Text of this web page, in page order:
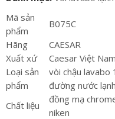
Mã sản
phẩm
B075C
Hãng
CAESAR
Xuất xứ
Caesar Việt Nam
Loại sản
phẩm
vòi chậu lavabo
đường nước lạnh
Chất liệu
đồng mạ
niken